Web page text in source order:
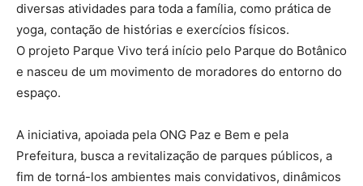
diversas atividades para toda a família, como prática de
yoga, contação de histórias e exercícios físicos.
O projeto Parque Vivo terá início pelo Parque do Botânico
e nasceu de um movimento de moradores do entorno do
espaço.
A iniciativa, apoiada pela ONG Paz e Bem e pela
Prefeitura, busca a revitalização de parques públicos, a
fim de torná-los ambientes mais convidativos, dinâmicos